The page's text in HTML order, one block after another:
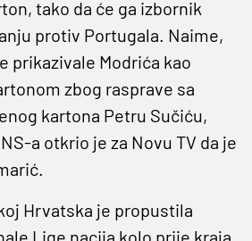
tako da će ga izbornik
protiv Portugala. Naime,
prikazivale Modrića kao
zbog rasprave sa
kartona Petru Sučiću,
a otkrio je za Novu TV da je
Hrvatska je propustila
Lige nacija kolo prije kraja,